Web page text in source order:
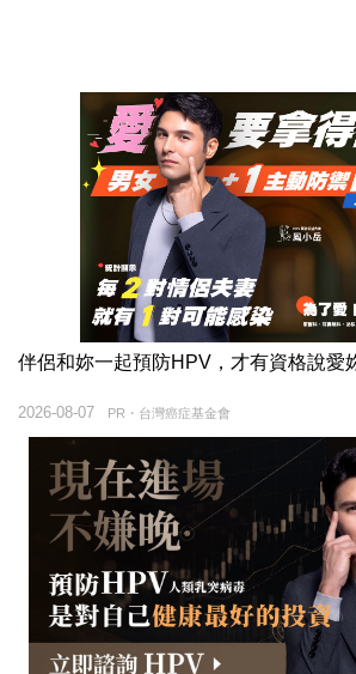
伴侶和妳一起預防HPV，才有資格說愛
PR・台灣癌症基金會
2026-08-07